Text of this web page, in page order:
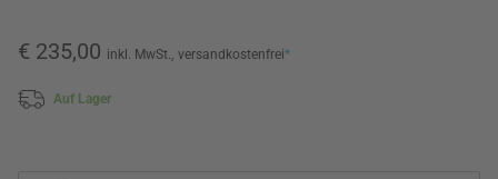
€ 235,00 inkl. MwSt., versandkostenfrei*
Auf Lager